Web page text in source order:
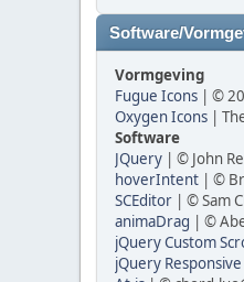
Software/
Vormgeving
Fugue Icons | ©
Oxygen Icons |
Software
JQuery | © John
hoverIntent | ©
SCEditor | © Sam
animaDrag | ©
jQuery Custom
jQuery